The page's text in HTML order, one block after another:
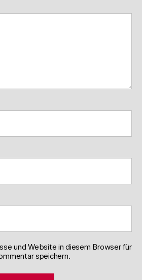
und Website in diesem Browser für
speichern.